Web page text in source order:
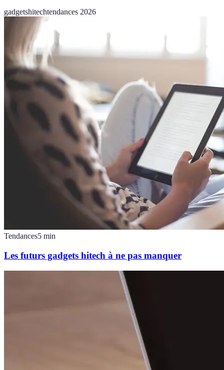
gadgetshitechtendances 2026
Tendances5 min
Les futurs gadgets hitech à ne pas manquer